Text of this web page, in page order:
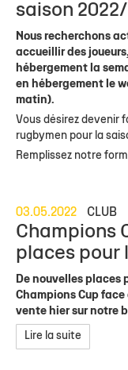
saison
Nous recherchons
accueillir des
hébergement la
en hébergement le
matin).
Vous désirez devenir
rugbymen pour la
Remplissez notre
03.05.2022 CLUB
Champions
places pour
De nouvelles places
Champions Cup
vente hier sur notre
Lire la suite